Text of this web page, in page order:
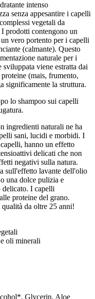
intenso
senza appesantire i capelli
vegetali da
prodotti contengono un
vero portento per i capelli
(calmante). Questo
naturale per i
viene estratta dai
(mais, frumento,
significamente la struttura.
lo shampoo sui capelli
ingredienti naturali ne ha
sani, lucidi e morbidi. I
hanno un effetto
delicati che non
negativi sulla natura.
sull'effetto lavante dell'olio
una dolce pulizia e
I capelli
proteine del grano.
da oltre 25 anni!
oli minerali
Glycerin, Aloe